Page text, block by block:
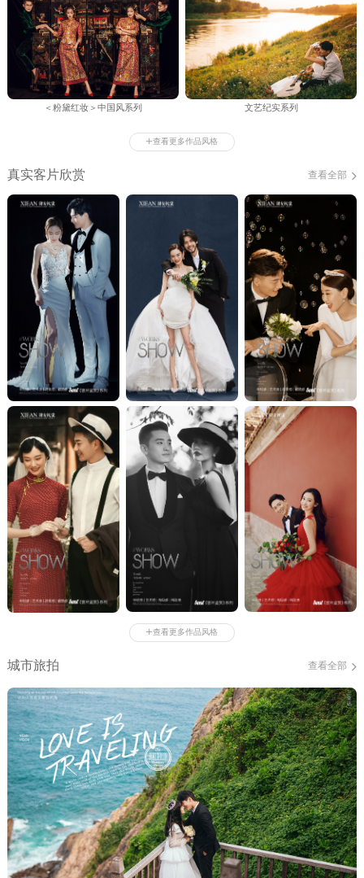
＜粉黛红妆＞中国风系列 文艺纪实系列
+查看更多作品风格
真实客片欣赏 查看全部
+查看更多作品风格
城市旅拍 查看全部